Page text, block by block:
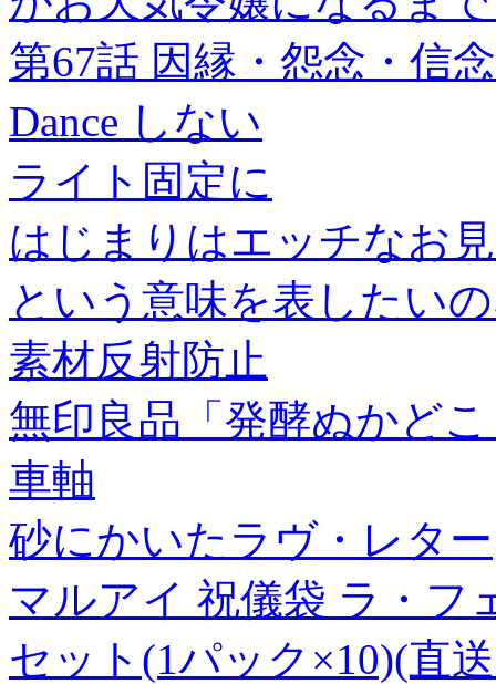
第67話 因縁・怨念・信
Dance しない
ライト固定に
はじまりはエッチなお
という意味を表したい
素材反射防止
無印良品「発酵ぬかど
車軸
砂にかいたラヴ・レター
マルアイ 祝儀袋 ラ・フ
セット(1パック×10)(直